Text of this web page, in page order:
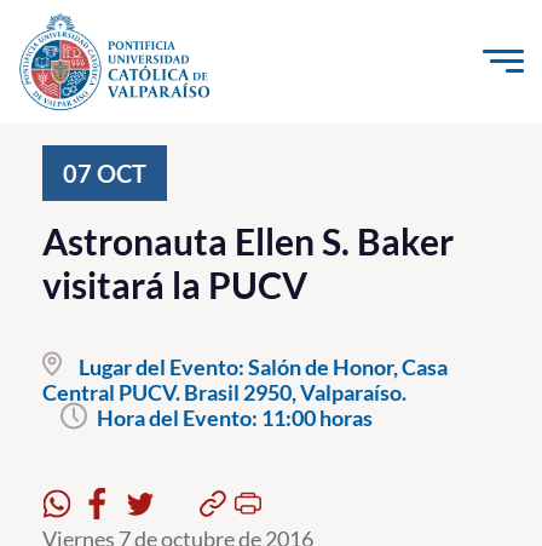
Click acá para ir directamente al contenido
Investigación, Creación e Innovación
PUCV Internacional
Vinculación con el Medio
Admisión
Pregrado
Formación Continua
07 OCT
Astronauta Ellen S. Baker
visitará la PUCV
Lugar del Evento:Salón de Honor, Casa
Central PUCV. Brasil 2950, Valparaíso.
Hora del Evento: 11:00 horas
Viernes 7 de octubre de 2016